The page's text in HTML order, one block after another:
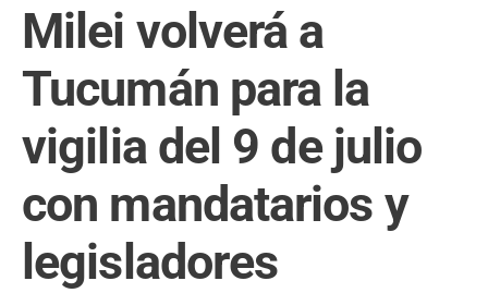
Milei volverá a
Tucumán para la
vigilia del 9 de julio
con mandatarios y
legisladores